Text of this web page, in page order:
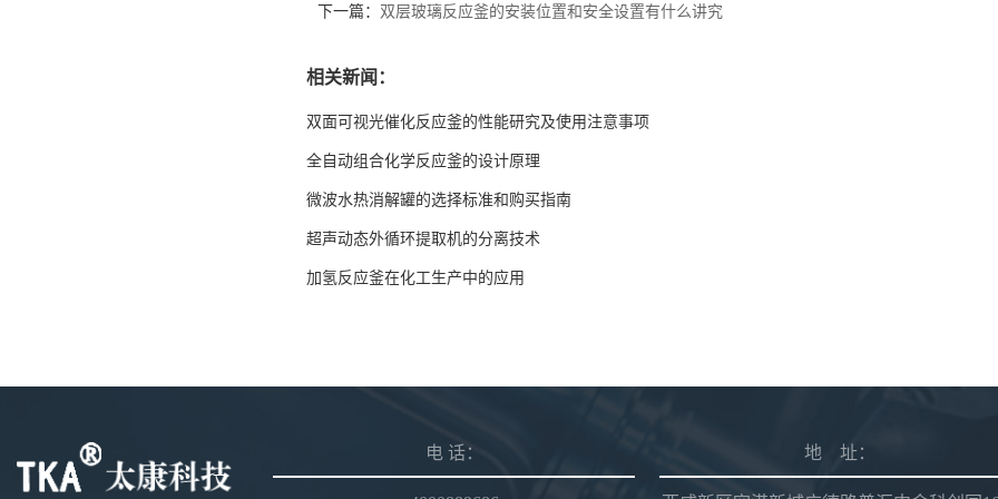
下一篇： 双层玻璃反应釜的安装位置和安全设置有什么讲究
相关新闻：
双面可视光催化反应釜的性能研究及使用注意事项
全自动组合化学反应釜的设计原理
微波水热消解罐的选择标准和购买指南
超声动态外循环提取机的分离技术
加氢反应釜在化工生产中的应用
电 话： 地 址：